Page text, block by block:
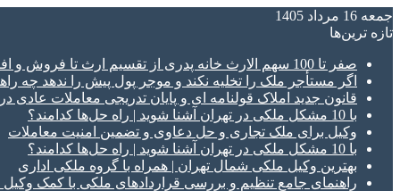
جمعه 16 مرداد 1405
تازه‌ ترین‌ها
صفر تا 100 سهم الارث خانه پدری از تقسیم ارث تا فروش و افراز ملک ورثه ای
اگر مستأجر ملک را تخلیه نکند و موجر پول پیش را ندهد چه
قانون جدید املاک قولنامه ای و پایان تدریجی معاملات عادی
با 10 مشکل ملکی در تهران آشنا شوید | راه حل‌ها کدامند؟
وکیل برای ملک تجاری و حل دعاوی و تضمین امنیت معاملات
با 10 مشکل ملکی در تهران آشنا شوید | راه حل‌ها کدامند؟
بهترین وکیل ملکی شمال تهران | همراه با گروه ملکی اداری
راهنمای جامع تنظیم و بررسی قراردادهای ملکی با کمک